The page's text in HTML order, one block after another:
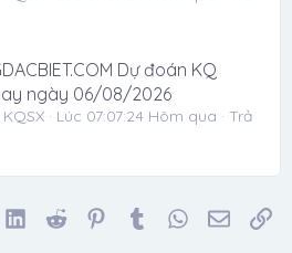
Dự đoán KQ
ngày 06/08/2026
Lúc 07:07:24 Hôm qua
Trả
LinkedIn
Reddit Pinterest
Tumblr WhatsApp
Email